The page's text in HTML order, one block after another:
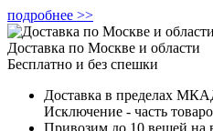
подробнее >>
Доставка по Москве и области
Бесплатно и без спешки
Доставка в пределах
Исключение - часть
Привозим до 10 вещей на